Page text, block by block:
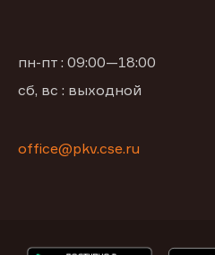
пн-пт : 09:00—18:00
сб, вс : выходной
office@pkv.cse.ru